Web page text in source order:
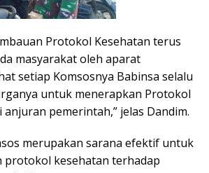
Protokol Kesehatan terus
masyarakat oleh aparat
setiap Komsosnya Babinsa selalu
untuk menerapkan Protokol
pemerintah,” jelas Dandim.
merupakan sarana efektif untuk
protokol kesehatan terhadap